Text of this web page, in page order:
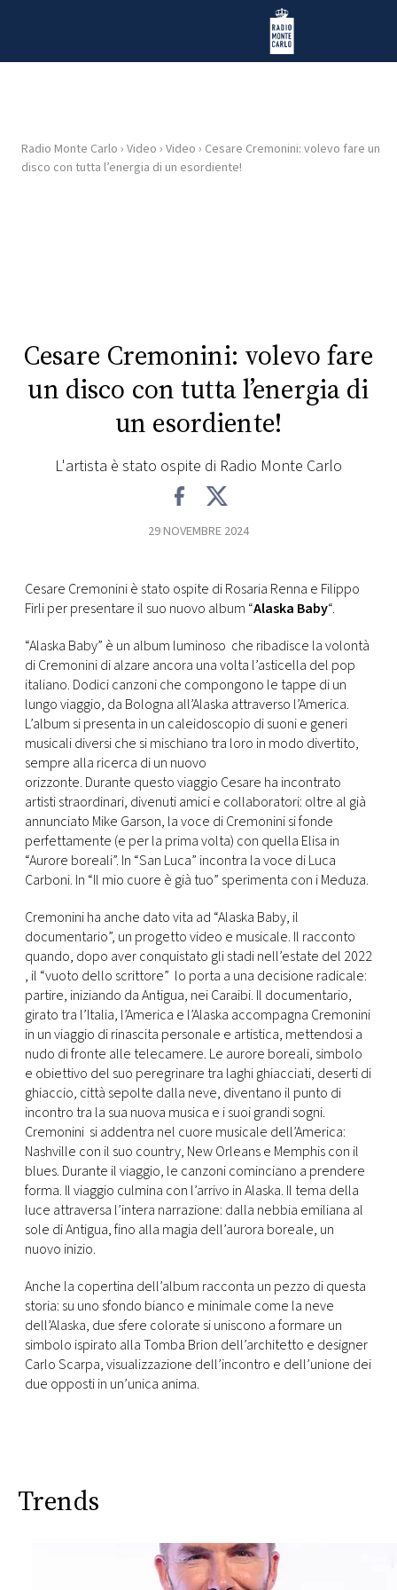
Radio Monte Carlo
HOME
NEWS
VIDEO
TV
PRINCIPATO
DI
MONACO
RMC
CONSIGLIA
Radio Monte Carlo › Video › Video › Cesare Cremonini: volevo fare un
disco con tutta l’energia di un esordiente!
Cesare Cremonini: volevo fare
un disco con tutta l’energia di
un esordiente!
L'artista è stato ospite di Radio Monte Carlo
29 NOVEMBRE 2024
Cesare Cremonini è stato ospite di Rosaria Renna e Filippo
Firli per presentare il suo nuovo album “Alaska Baby“.
“Alaska Baby” è un album luminoso che ribadisce la volontà
di Cremonini di alzare ancora una volta l’asticella del pop
italiano. Dodici canzoni che compongono le tappe di un
lungo viaggio, da Bologna all’Alaska attraverso l’America.
L’album si presenta in un caleidoscopio di suoni e generi
musicali diversi che si mischiano tra loro in modo divertito,
sempre alla ricerca di un nuovo
orizzonte. Durante questo viaggio Cesare ha incontrato
artisti straordinari, divenuti amici e collaboratori: oltre al già
annunciato Mike Garson, la voce di Cremonini si fonde
perfettamente (e per la prima volta) con quella Elisa in
“Aurore boreali”. In “San Luca” incontra la voce di Luca
Carboni. In “Il mio cuore è già tuo” sperimenta con i Meduza.
Cremonini ha anche dato vita ad “Alaska Baby, il
documentario”, un progetto video e musicale. Il racconto
quando, dopo aver conquistato gli stadi nell’estate del 2022
, il “vuoto dello scrittore” lo porta a una decisione radicale:
partire, iniziando da Antigua, nei Caraibi. Il documentario,
girato tra l’Italia, l’America e l’Alaska accompagna Cremonini
in un viaggio di rinascita personale e artistica, mettendosi a
nudo di fronte alle telecamere. Le aurore boreali, simbolo
e obiettivo del suo peregrinare tra laghi ghiacciati, deserti di
ghiaccio, città sepolte dalla neve, diventano il punto di
incontro tra la sua nuova musica e i suoi grandi sogni.
Cremonini si addentra nel cuore musicale dell’America:
Nashville con il suo country, New Orleans e Memphis con il
blues. Durante il viaggio, le canzoni cominciano a prendere
forma. Il viaggio culmina con l’arrivo in Alaska. Il tema della
luce attraversa l’intera narrazione: dalla nebbia emiliana al
sole di Antigua, fino alla magia dell’aurora boreale, un
nuovo inizio.
Anche la copertina dell’album racconta un pezzo di questa
storia: su uno sfondo bianco e minimale come la neve
dell’Alaska, due sfere colorate si uniscono a formare un
simbolo ispirato alla Tomba Brion dell’architetto e designer
Carlo Scarpa, visualizzazione dell’incontro e dell’unione dei
due opposti in un’unica anima.
Trends